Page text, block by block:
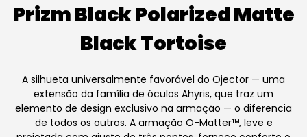
Prizm Black Polarized Matte
Black Tortoise
A silhueta universalmente favorável do Ojector — uma
extensão da família de óculos Ahyris, que traz um
elemento de design exclusivo na armação — o diferencia
de todos os outros. A armação O-Matter™, leve e